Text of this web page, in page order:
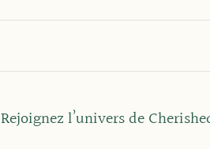
Rejoignez l’univers de